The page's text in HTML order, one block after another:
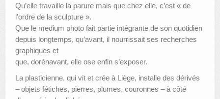
Qu’elle travaille la parure mais que chez elle, c’est « de
l’ordre de la sculpture ».
Que le medium photo fait partie intégrante de son quotidien
depuis longtemps, qu’avant, il nourrissait ses recherches
graphiques et
que, dorénavant, elle ose enfin s’exposer.
La plasticienne, qui vit et crée à Liège, installe des dérivés
– objets fétiches, pierres, plumes, couronnes – à côté